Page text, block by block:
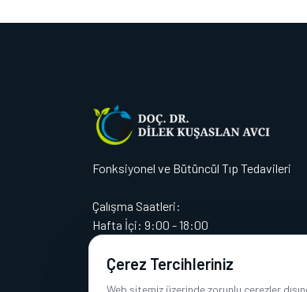
Fonksiyonel ve Bütüncül Tıp Tedavileri
Çalışma Saatleri:
Hafta İçi: 9:00 - 18:00
Cumartesi: 09:00 - 14:00
Pazar: Kapalı
Çerez Tercihleriniz
Web sitemiz üzerinde zorunlu çerezler